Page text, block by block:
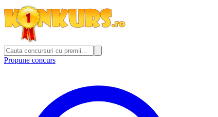
Propune concurs